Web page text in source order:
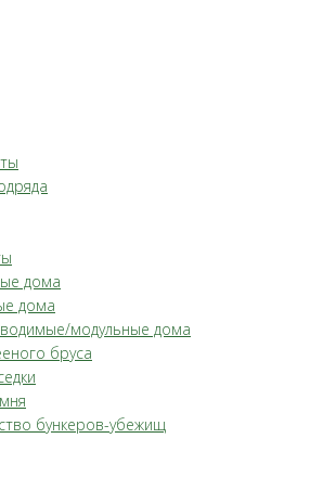
дома
дома
модульные дома
бруса
бункеров-убежищ